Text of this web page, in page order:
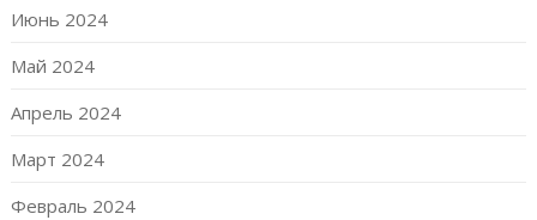
Июнь 2024
Май 2024
Апрель 2024
Март 2024
Февраль 2024